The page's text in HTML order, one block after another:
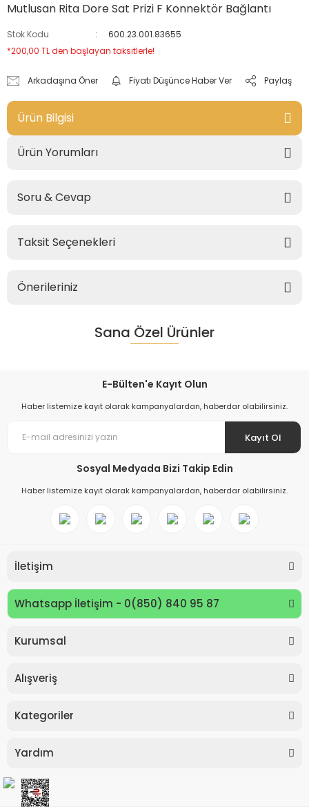
Mutlusan Rita Dore Sat Prizi F Konnektör Bağlantı
Stok Kodu
600.23.001.83655
*200,00 TL den başlayan taksitlerle!
Arkadaşına Öner Fiyatı Düşünce Haber Ver Paylaş
Ürün Bilgisi
Ürün Yorumları
Soru & Cevap
Taksit Seçenekleri
Önerileriniz
Sana Özel Ürünler
E-Bülten'e Kayıt Olun
Haber listemize kayıt olarak kampanyalardan, haberdar olabilirsiniz.
Kayıt Ol
Sosyal Medyada Bizi Takip Edin
Haber listemize kayıt olarak kampanyalardan, haberdar olabilirsiniz.
İletişim
Whatsapp İletişim - 0(850) 840 95 87
Kurumsal
Alışveriş
Kategoriler
Yardım